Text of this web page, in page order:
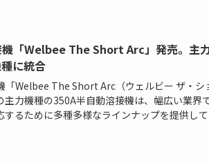
機「Welbee The Short Arc」発売。主
に統合
「Welbee The Short Arc（ウェルビー ザ・シ
主力機種の350A半自動溶接機は、幅広い業界
するために多種多様なラインナップを提供し